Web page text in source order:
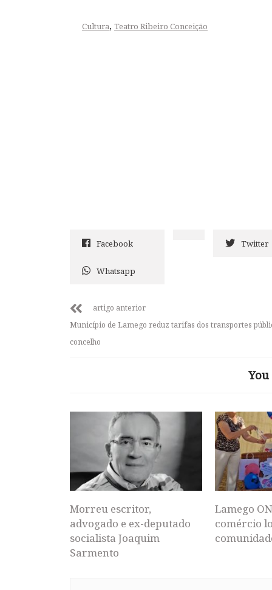
Cultura, Teatro Ribeiro Conceição
Facebook Twitter
Whatsapp
artigo anterior
Município de Lamego reduz tarifas dos transportes
concelho
Morreu escritor,
advogado e ex-deputado
socialista Joaquim
Sarmento
Lamego
comércio